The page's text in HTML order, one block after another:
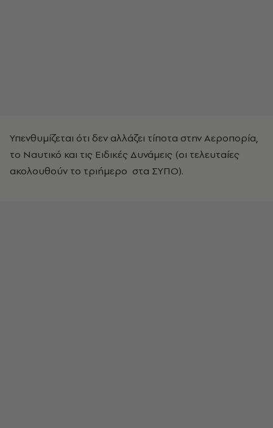
Υπενθυμίζεται ότι δεν αλλάζει τίποτα στην Αεροπορία,
το Ναυτικό και τις Ειδικές Δυνάμεις (οι τελευταίες
ακολουθούν το τριήμερο στα ΣΥΠΟ).